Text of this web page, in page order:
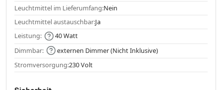
Leuchtmittel im Lieferumfang:Nein
Leuchtmittel austauschbar:Ja
Leistung:
40 Watt
Dimmbar:
externen Dimmer (Nicht Inklusive)
Stromversorgung:230 Volt